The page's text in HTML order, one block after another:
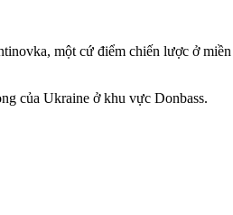
một cứ điểm chiến lược ở
của Ukraine ở khu vực Donbass.